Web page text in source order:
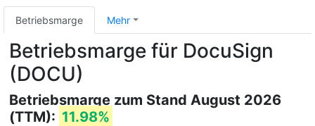
Betriebsmarge Mehr
Betriebsmarge für DocuSign
(DOCU)
Betriebsmarge zum Stand August 2026
(TTM): 11.98%